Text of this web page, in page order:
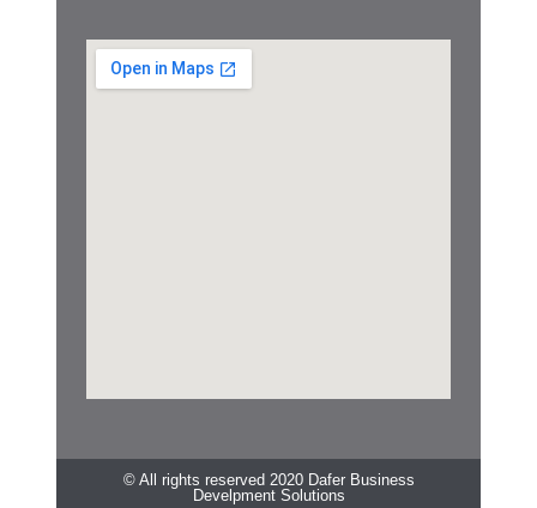
© All rights reserved 2020 Dafer Business
Develpment Solutions